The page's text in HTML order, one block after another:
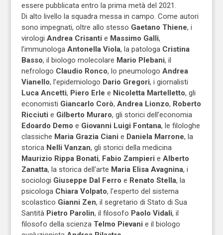
essere pubblicata entro la prima metà del 2021.
Di alto livello la squadra messa in campo. Come autori
sono impegnati, oltre allo stesso Gaetano Thiene, i
virologi Andrea Crisanti e Massimo Galli,
l’immunologa Antonella Viola, la patologa Cristina
Basso, il biologo molecolare Mario Plebani, il
nefrologo Claudio Ronco, lo pneumologo Andrea
Vianello, l’epidemiologo Dario Gregori, i giornalisti
Luca Ancetti, Piero Erle e Nicoletta Martelletto, gli
economisti Giancarlo Corò, Andrea Lionzo, Roberto
Ricciuti e Gilberto Muraro, gli storici dell’economia
Edoardo Demo e Giovanni Luigi Fontana, le filologhe
classiche Maria Grazia Ciani e Daniela Marrone, la
storica Nelli Vanzan, gli storici della medicina
Maurizio Rippa Bonati, Fabio Zampieri e Alberto
Zanatta, la storica dell’arte Maria Elisa Avagnina, i
sociologi Giuseppe Dal Ferro e Renato Stella, la
psicologa Chiara Volpato, l’esperto del sistema
scolastico Gianni Zen, il segretario di Stato di Sua
SantitàPietro Parolin, il filosofo Paolo Vidali, il
filosofo della scienza Telmo Pievani e il biologo